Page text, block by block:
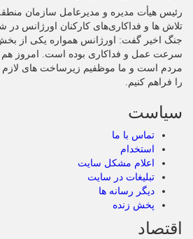
رئیس هیأت‌ مدیره و مدیرعامل سازمان
تلاش‌ ها و فداکاری‌های کارکنان اورژانس در
جنگ اخیر گفت: اورژانس همواره یکی از بخش‌
سرعت‌ عمل و فداکاری بوده است. امروز هم
مردم است و ما موظفیم زیرساخت‌ های لازم
را فراهم کنیم.
سیاست
تماس با ما
استخدام
اعلام مشکل سایت
تبلیغات در سایت
دیگر رسانه ها
پخش زنده
اقتصاد